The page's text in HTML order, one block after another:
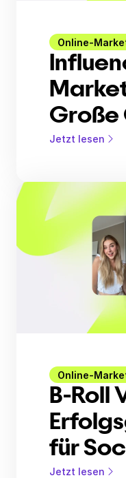
Online-
Große
Jetzt lesen
Online-
B-Roll
für
Jetzt lesen